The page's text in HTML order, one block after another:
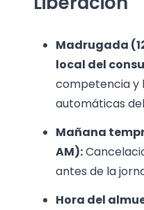
Madrugada
local del
competencia y
automáticas
Mañana
AM):
antes de la
Hora del